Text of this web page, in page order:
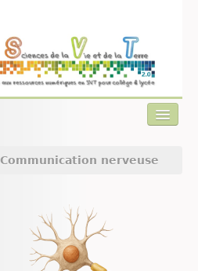
Communication nerveuse